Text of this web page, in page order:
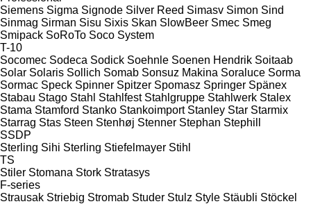
Siemens Sigma Signode Silver Reed Simasv Simon Sind
Sinmag Sirman Sisu Sixis Skan SlowBeer Smec Smeg
Smipack SoRoTo Soco System
T-10
Socomec Sodeca Sodick Soehnle Soenen Hendrik Soitaab
Solar Solaris Sollich Somab Sonsuz Makina Soraluce Sorma
Sormac Speck Spinner Spitzer Spomasz Springer Spänex
Stabau Stago Stahl Stahlfest Stahlgruppe Stahlwerk Stalex
Stama Stamford Stanko Stankoimport Stanley Star Starmix
Starrag Stas Steen Stenhøj Stenner Stephan Stephill
SSDP
Sterling Sihi Sterling Stiefelmayer Stihl
TS
Stiler Stomana Stork Stratasys
F-series
Strausak Striebig Stromab Studer Stulz Style Stäubli Stöckel